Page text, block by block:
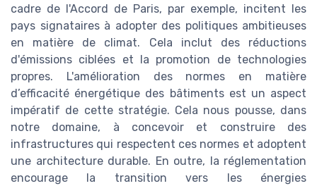
cadre de l'Accord de Paris, par exemple, incitent les
pays signataires à adopter des politiques ambitieuses
en matière de climat. Cela inclut des réductions
d'émissions ciblées et la promotion de technologies
propres. L'amélioration des normes en matière
d’efficacité énergétique des bâtiments est un aspect
impératif de cette stratégie. Cela nous pousse, dans
notre domaine, à concevoir et construire des
infrastructures qui respectent ces normes et adoptent
une architecture durable. En outre, la réglementation
encourage la transition vers les énergies